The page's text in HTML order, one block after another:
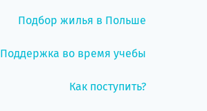
Подбор жилья в Польше
Поддержка во время учебы
Как поступить?